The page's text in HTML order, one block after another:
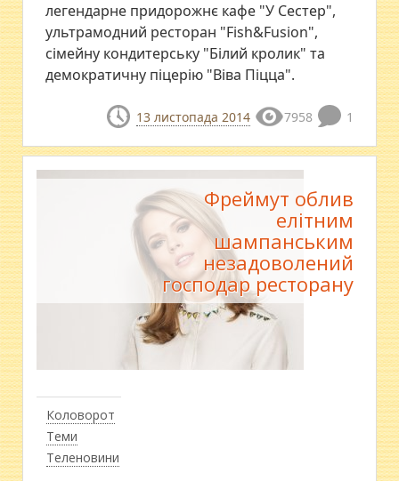
легендарне придорожнє кафе "У Сестер",
ультрамодний ресторан "Fish&Fusion",
сімейну кондитерську "Білий кролик" та
демократичну піцерію "Віва Піцца".
13 листопада 2014 7958 1
Коловорот
Теми
Теленовини
Фреймут облив
елітним
шампанським
незадоволений
господар ресторану